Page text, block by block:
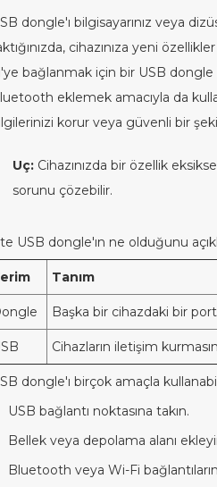
dongle'ı bilgisayarınız veya
cihazınıza yeni
bağlanmak için bir USB dongle
eklemek amacıyla da
korur veya güvenli bir
Uç: Cihazınızda bir özellik
sorunu çözebilir.
USB dongle'ın ne olduğunu
Tanım
Başka bir cihazdaki bir
Cihazların iletişim
dongle'ı birçok amaçla
USB bağlantı noktasına takın.
Bellek veya depolama alanı
Bluetooth veya Wi-Fi